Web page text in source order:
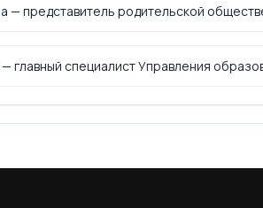
— представитель родительской
главный специалист Управления